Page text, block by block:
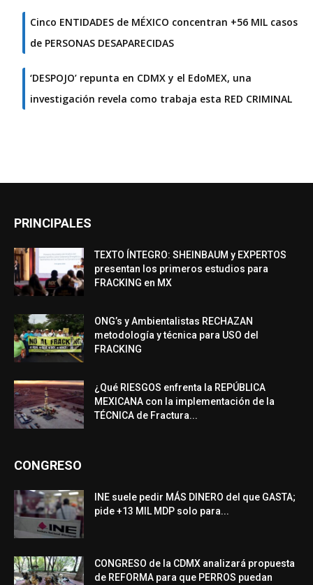
Cinco ENTIDADES de MÉXICO concentran +56 MIL casos
de PERSONAS DESAPARECIDAS
‘DESPOJO’ repunta en CDMX y el EdoMEX, una
investigación revela como trabaja esta RED CRIMINAL
PRINCIPALES
TEXTO ÍNTEGRO: SHEINBAUM y EXPERTOS
presentan los primeros estudios para
FRACKING en MX
ONG’s y Ambientalistas RECHAZAN
metodología y técnica para USO del
FRACKING
¿Qué RIESGOS enfrenta la REPÚBLICA
MEXICANA con la implementación de la
TÉCNICA de Fractura...
CONGRESO
INE suele pedir MÁS DINERO del que GASTA;
pide +13 MIL MDP solo para...
CONGRESO de la CDMX analizará propuesta
de REFORMA para que PERROS puedan